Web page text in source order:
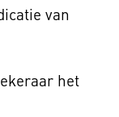
van
het